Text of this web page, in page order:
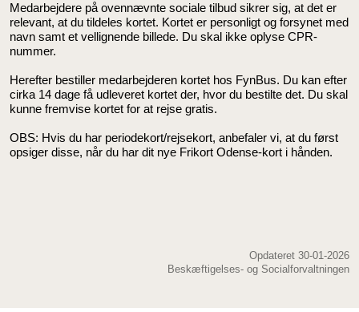
Medarbejdere på ovennævnte sociale tilbud sikrer sig, at det er
relevant, at du tildeles kortet. Kortet er personligt og forsynet med
navn samt et vellignende billede. Du skal ikke oplyse CPR-
nummer.
Herefter bestiller medarbejderen kortet hos FynBus. Du kan efter
cirka 14 dage få udleveret kortet der, hvor du bestilte det. Du skal
kunne fremvise kortet for at rejse gratis.
OBS: Hvis du har periodekort/rejsekort, anbefaler vi, at du først
opsiger disse, når du har dit nye Frikort Odense-kort i hånden.
Opdateret 30-01-2026
Beskæftigelses- og Socialforvaltningen